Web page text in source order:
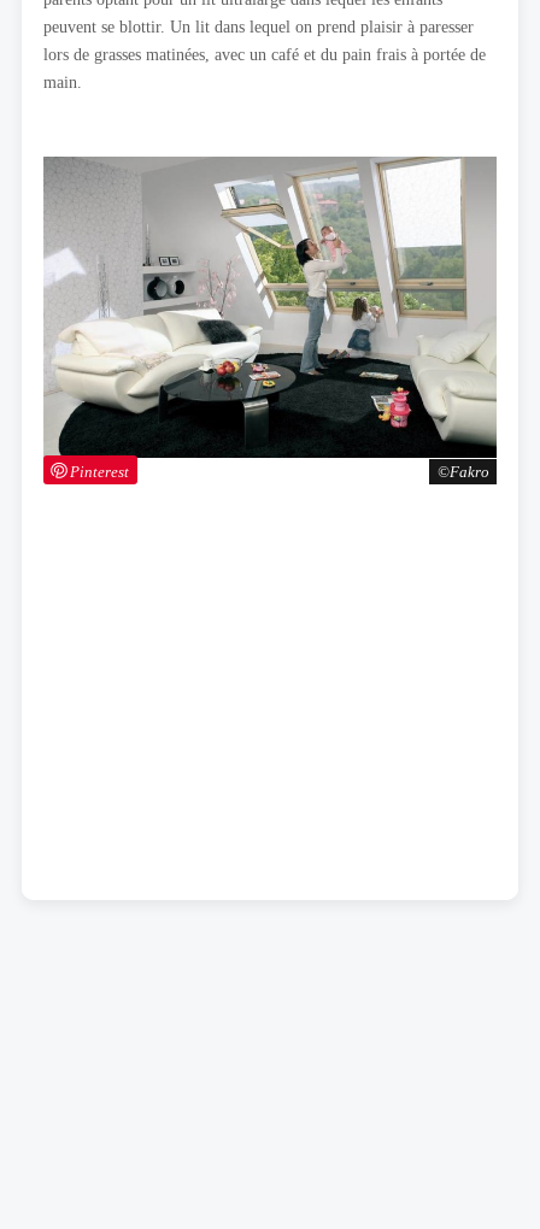
Fakro
Pinterest
peuvent se blottir. Un lit dans lequel on prend plaisir à paresser
lors de grasses matinées, avec un café et du pain frais à portée de
main.